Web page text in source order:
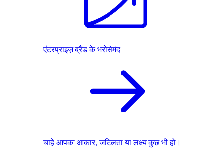
एंटरप्राइज़ ब्रैंड के भरोसेमंद
चाहे आपका आकार, जटिलता या लक्ष्य कुछ भी हो।